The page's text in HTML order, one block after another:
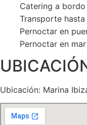
Catering a bordo
Transporte
Pernoctar en
Pernoctar en mar
Ubicación: Marina